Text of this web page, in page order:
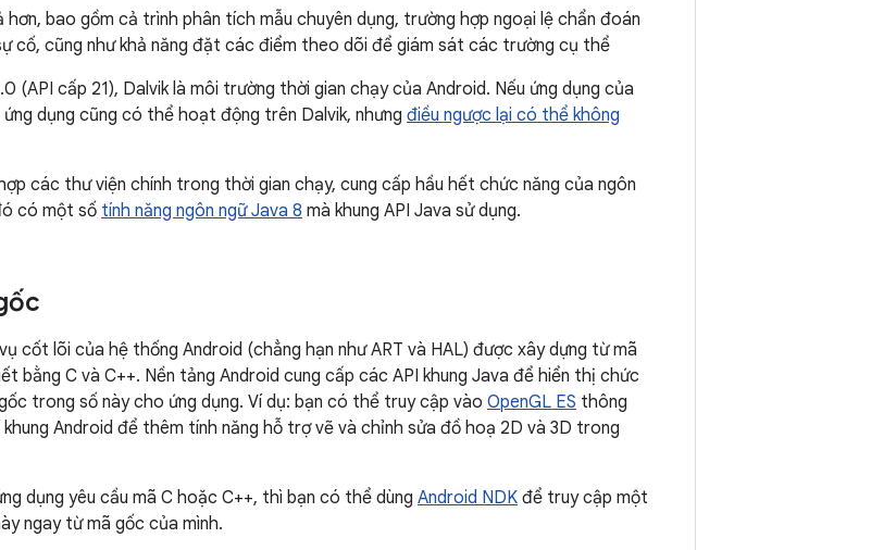
hơn, bao gồm cả trình phân tích mẫu chuyên dụng, trường hợp ngoại lệ chẩn đoán
cố, cũng như khả năng đặt các điểm theo dõi để giám sát các trường cụ thể
(API cấp 21), Dalvik là môi trường thời gian chạy của Android. Nếu ứng dụng của
dụng cũng có thể hoạt động trên Dalvik, nhưng điều ngược lại có thể không
các thư viện chính trong thời gian chạy, cung cấp hầu hết chức năng của ngôn
có một số tính năng ngôn ngữ Java 8 mà khung API Java sử dụng.
cốt lõi của hệ thống Android (chẳng hạn như ART và HAL) được xây dựng từ mã
bằng C và C++. Nền tảng Android cung cấp các API khung Java để hiển thị chức
trong số này cho ứng dụng. Ví dụ: bạn có thể truy cập vào OpenGL ES thông
Android để thêm tính năng hỗ trợ vẽ và chỉnh sửa đồ hoạ 2D và 3D trong
dụng yêu cầu mã C hoặc C++, thì bạn có thể dùng Android NDK để truy cập một
ngay từ mã gốc của mình.